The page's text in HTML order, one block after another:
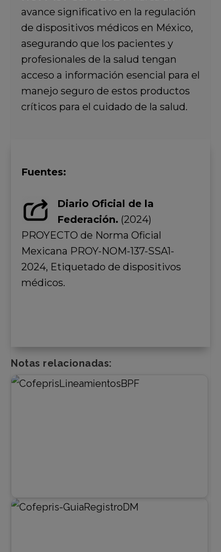
avance significativo en la regulación
de dispositivos médicos en México,
asegurando que los pacientes y
profesionales de la salud tengan
acceso a información esencial para el
manejo seguro de estos productos
críticos para el cuidado de la salud.
Fuentes:
Diario Oficial de la
Federación. (2024)
PROYECTO de Norma Oficial
Mexicana PROY-NOM-137-SSA1-
2024, Etiquetado de dispositivos
médicos.
Notas relacionadas: